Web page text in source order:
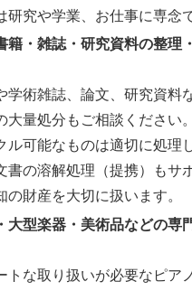
研究や学業、お仕事に専念
籍・雑誌・研究資料の整理
学術雑誌、論文、研究資料
大量処分もご相談ください。
ル可能なものは適切に処理
書の溶解処理（提携）もサ
の財産を大切に扱います。
大型楽器・美術品などの専
トな取り扱いが必要なピア